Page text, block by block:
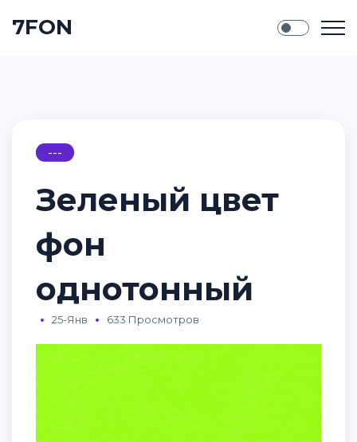
7FON
---
Зеленый цвет
фон
однотонный
25-Янв 633 Просмотров